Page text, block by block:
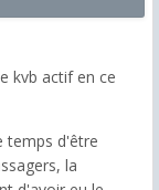
kvb actif en ce
temps d'être
la